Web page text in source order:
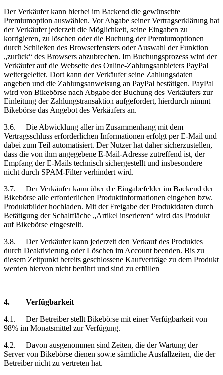
Der Verkäufer kann hierbei im Backend die gewünschte
Premiumoption auswählen. Vor Abgabe seiner Vertragserklärung hat
der Verkäufer jederzeit die Möglichkeit, seine Eingaben zu
korrigieren, zu löschen oder die Buchung der Premiumoptionen
durch Schließen des Browserfensters oder Auswahl der Funktion
„zurück“ des Browsers abzubrechen. Im Buchungsprozess wird der
Verkäufer auf die Webseite des Online-Zahlungsanbieters PayPal
weitergeleitet. Dort kann der Verkäufer seine Zahlungsdaten
angeben und die Zahlungsanweisung an PayPal bestätigen. PayPal
wird von Bikebörse nach Abgabe der Buchung des Verkäufers zur
Einleitung der Zahlungstransaktion aufgefordert, hierdurch nimmt
Bikebörse das Angebot des Verkäufers an.
3.6.
Die Abwicklung aller im Zusammenhang mit dem
Vertragsschluss erforderlichen Informationen erfolgt per E-Mail und
dabei zum Teil automatisiert. Der Nutzer hat daher sicherzustellen,
dass die von ihm angegebene E-Mail-Adresse zutreffend ist, der
Empfang der E-Mails technisch sichergestellt und insbesondere
nicht durch SPAM-Filter verhindert wird.
3.7.
Der Verkäufer kann über die Eingabefelder im Backend der
Bikebörse alle erforderlichen Produktinformationen eingeben bzw.
Produktbilder hochladen. Mit der Freigabe der Produktdaten durch
Betätigung der Schaltfläche „Artikel inserieren“ wird das Produkt
auf Bikebörse eingestellt.
3.8.
Der Verkäufer kann jederzeit den Verkauf des Produktes
durch Deaktivierung oder Löschen im Account beenden. Bis zu
diesem Zeitpunkt bereits geschlossene Kaufverträge zu dem Produkt
werden hiervon nicht berührt und sind zu erfüllen
4.
Verfügbarkeit
4.1.
Der Betreiber stellt Bikebörse mit einer Verfügbarkeit von
98% im Monatsmittel zur Verfügung.
4.2.
Davon ausgenommen sind Zeiten, die der Wartung der
Server von Bikebörse dienen sowie sämtliche Ausfallzeiten, die der
Betreiber nicht zu vertreten hat.